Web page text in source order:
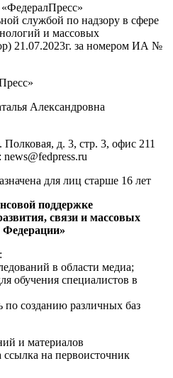
службой по надзору в сфере
и массовых
21.07.2023г. за номером ИА №
Александровна
д. 3, стр. 3, офис 211
для лиц старше 16 лет
поддержке
связи и массовых
в области медиа;
обучения специалистов в
по созданию различных баз
и материалов
на первоисточник